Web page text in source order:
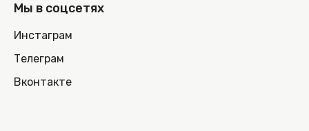
Мы в соцсетях
Инстаграм
Телеграм
Вконтакте